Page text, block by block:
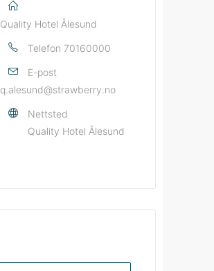
Quality Hotel Ålesund
Telefon 70160000
E-post
q.alesund@strawberry.no
Nettsted
Quality Hotel Ålesund